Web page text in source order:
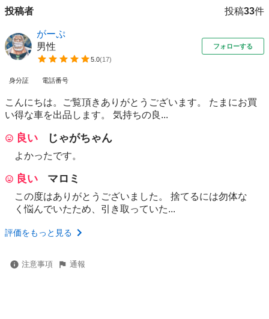
投稿者 投稿33件
がーぷ
男性
5.0(17)
フォローする
身分証 電話番号
こんにちは。ご覧頂きありがとうございます。 たまにお買
い得な車を出品します。 気持ちの良...
良い じゃがちゃん
よかったです。
良い マロミ
この度はありがとうございました。 捨てるには勿体な
く悩んでいたため、引き取っていた...
評価をもっと見る
注意事項 通報